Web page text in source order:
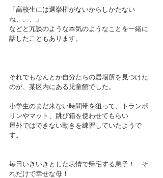
「高校生には選挙権がないからしかたない
ね、、、」
などと冗談のような本気のようなことを一緒に
話したこともあります。
それでもなんとか自分たちの居場所を見つけた
のが、某区内にある児童館でした。
小学生のまだ来ない時間帯を狙って、トランポ
リンやマット、跳び箱を使わせてもらい
屋外ではできない動きを練習していたようで
す。
毎日いきいきとした表情で帰宅する息子！　そ
れだけで幸せな母！